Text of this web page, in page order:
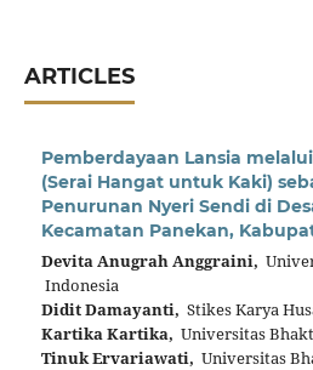
ARTICLES
Pemberdayaan Lansia
(Serai Hangat untuk Kaki)
Penurunan Nyeri Sendi di
Kecamatan Panekan,
Devita Anugrah Anggraini,
Indonesia
Didit Damayanti, Stikes Karya
Kartika Kartika, Universitas
Tinuk Ervariawati, Universitas